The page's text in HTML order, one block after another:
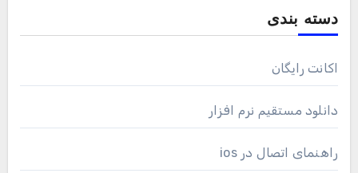
دسته بندی
اکانت رایگان
دانلود مستقیم نرم افزار
راهنمای اتصال در ios